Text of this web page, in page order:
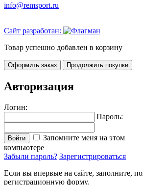
info@remsport.ru
Сайт разработан:
Товар успешно добавлен в корзину
Оформить заказ Продолжить покупки
Авторизация
Логин:
Пароль:
Войти
Запомните меня на этом
компьютере
Забыли пароль? Зарегистрироваться
Если вы впервые на сайте, заполните,
регистрационную форму.